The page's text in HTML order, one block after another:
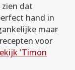
dat
hand in
maar
voor
'Timon